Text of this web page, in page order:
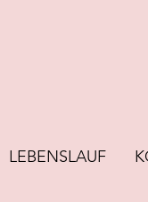
LEBENSLAUF